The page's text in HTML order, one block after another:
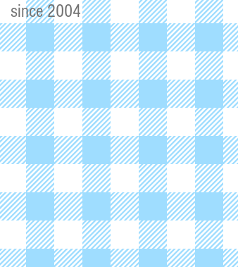
​since 2004